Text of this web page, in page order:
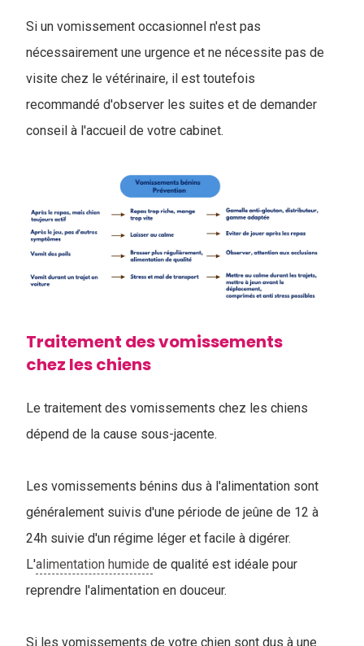
Si un vomissement occasionnel n'est pas
nécessairement une urgence et ne nécessite pas de
visite chez le vétérinaire, il est toutefois
recommandé d'observer les suites et de demander
conseil à l'accueil de votre cabinet.
Traitement des vomissements
chez les chiens
Le traitement des vomissements chez les chiens
dépend de la cause sous-jacente.
Les vomissements bénins dus à l'alimentation sont
généralement suivis d'une période de jeûne de 12 à
24h suivie d'un régime léger et facile à digérer.
L'alimentation humide de qualité est idéale pour
reprendre l'alimentation en douceur.
Si les vomissements de votre chien sont dus à une